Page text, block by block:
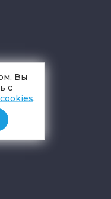
Вы
с
cookies.